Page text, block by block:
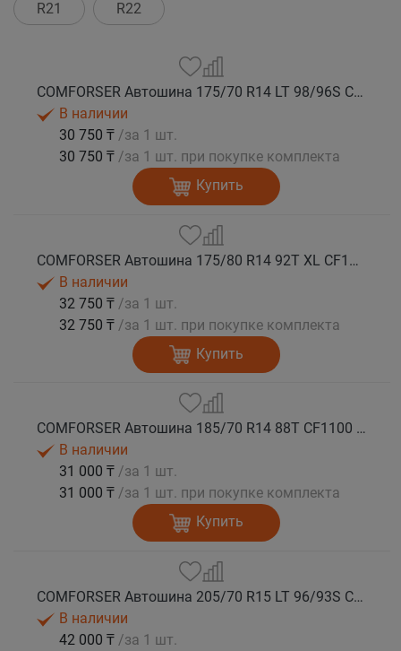
R21
R22
COMFORSER Автошина 175/70 R14 LT 98/96S CF1100 10PR RWL лето
В наличии
30 750 ₸ /за 1 шт.
30 750 ₸ /за 1 шт. при покупке комплекта
Купить
COMFORSER Автошина 175/80 R14 92T XL CF1100 RWL лето
В наличии
32 750 ₸ /за 1 шт.
32 750 ₸ /за 1 шт. при покупке комплекта
Купить
COMFORSER Автошина 185/70 R14 88T CF1100 OWL лето
В наличии
31 000 ₸ /за 1 шт.
31 000 ₸ /за 1 шт. при покупке комплекта
Купить
COMFORSER Автошина 205/70 R15 LT 96/93S CF1100 6PR RWL лето
В наличии
42 000 ₸ /за 1 шт.